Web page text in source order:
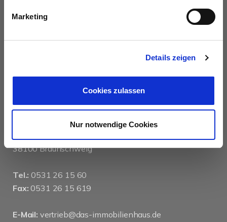
Marketing
Details zeigen
Cookies zulassen
Nur notwendige Cookies
KONTAKT
das immobilienhaus oberenzer & stöcker gmbh &
38100 Braunschweig
Tel.: 0531 26 15 60
Fax: 0531 26 15 619
E-Mail: vertrieb@das-immobilienhaus.de